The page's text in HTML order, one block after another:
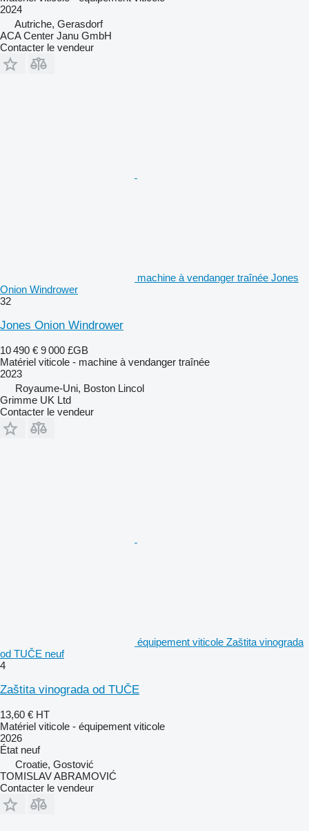
2024
Autriche, Gerasdorf
ACA Center Janu GmbH
Contacter le vendeur
machine à vendanger traînée Jones
Onion Windrower
32
Jones Onion Windrower
10 490 € 9 000 £GB
Matériel viticole - machine à vendanger traînée
2023
Royaume-Uni, Boston Lincol
Grimme UK Ltd
Contacter le vendeur
équipement viticole Zaštita vinograda
od TUČE neuf
4
Zaštita vinograda od TUČE
13,60 € HT
Matériel viticole - équipement viticole
2026
État neuf
Croatie, Gostović
TOMISLAV ABRAMOVIĆ
Contacter le vendeur